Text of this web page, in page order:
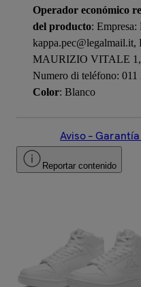
Operador económico
del producto:
MAURIZIO VITALE
Numero di teléfono: 011
Color: Blanco
Aviso –
Reportar contenido